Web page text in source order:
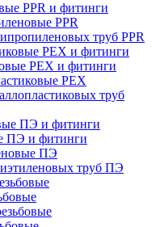
PPR и фитинги
PPR
труб PPR
PEX и фитинги
PEX
труб
ПЭ и фитинги
ПЭ
труб ПЭ